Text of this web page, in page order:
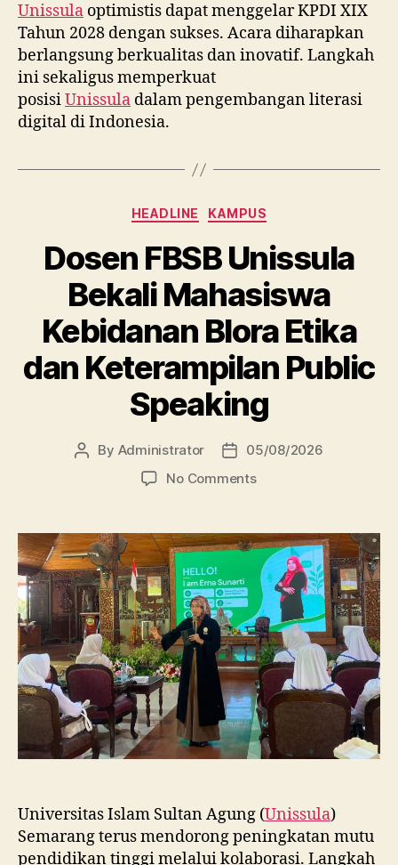
Unissula optimistis dapat menggelar KPDI XIX
Tahun 2028 dengan sukses. Acara diharapkan
berlangsung berkualitas dan inovatif. Langkah
ini sekaligus memperkuat
posisiUnissula dalam pengembangan literasi
digital di Indonesia.
Categories
HEADLINE KAMPUS
Dosen FBSB Unissula
Bekali Mahasiswa
Kebidanan Blora Etika
dan Keterampilan Public
Speaking
Post
By Administrator
Post05/08/2026
No Commentson
Unissula
Bekali
Mahasiswa
Kebidanan
Blora
Etika
dan
Keterampilan
Public
Speaking
Universitas Islam Sultan Agung (Unissula)
Semarang terus mendorong peningkatan mutu
pendidikan tinggi melalui kolaborasi. Langkah